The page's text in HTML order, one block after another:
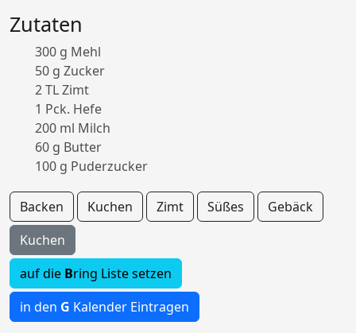
Zutaten
300 g Mehl
50 g Zucker
2 TL Zimt
1 Pck. Hefe
200 ml Milch
60 g Butter
100 g Puderzucker
Backen Kuchen Zimt Süßes
Gebäck
Kuchen
auf die Bring Liste setzen
in den G Kalender Eintragen